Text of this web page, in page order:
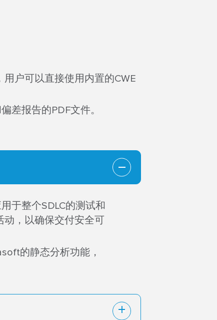
户可以直接使用内置的CWE
差报告的PDF文件。
于整个SDLC的测试和
，以确保交付安全可
的静态分析功能，